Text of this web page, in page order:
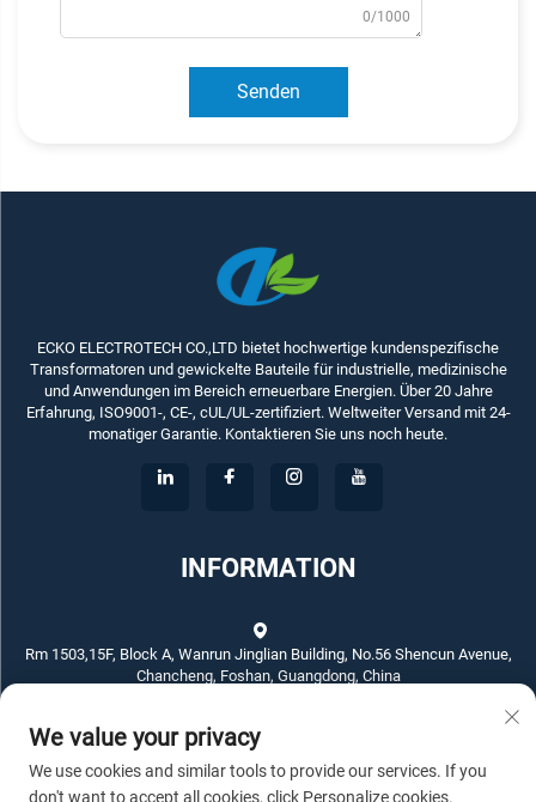
0/1000
Senden
ECKO ELECTROTECH CO.,LTD bietet hochwertige kundenspezifische
Transformatoren und gewickelte Bauteile für industrielle, medizinische
und Anwendungen im Bereich erneuerbare Energien. Über 20 Jahre
Erfahrung, ISO9001-, CE-, cUL/UL-zertifiziert. Weltweiter Versand mit 24-
monatiger Garantie. Kontaktieren Sie uns noch heute.
INFORMATION
Rm 1503,15F, Block A, Wanrun Jinglian Building, No.56 Shencun Avenue,
Chancheng, Foshan, Guangdong, China
+86-757-83789311
[email protected]
We value your privacy
We use cookies and similar tools to provide our services. If you
don't want to accept all cookies, click Personalize cookies.